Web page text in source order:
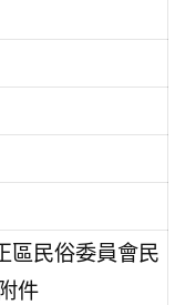
區民俗委員會民
件